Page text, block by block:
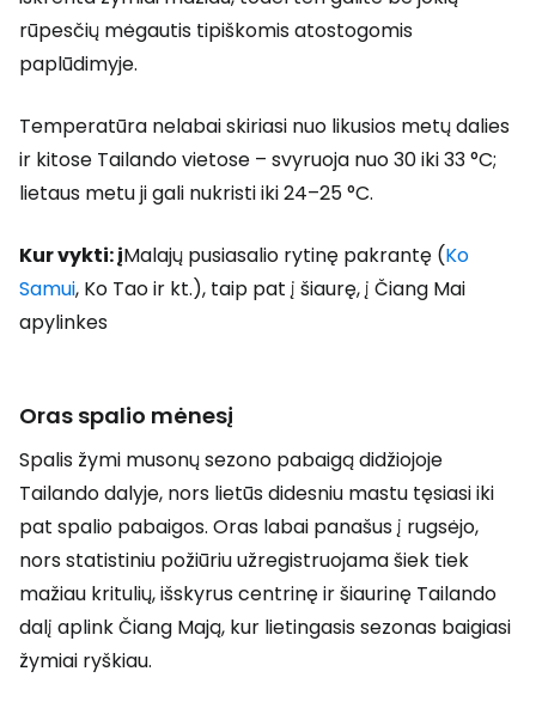
rūpesčių mėgautis tipiškomis atostogomis
paplūdimyje.
Temperatūra nelabai skiriasi nuo likusios metų dalies
ir kitose Tailando vietose – svyruoja nuo 30 iki 33 °C;
lietaus metu ji gali nukristi iki 24–25 °C.
Kur vykti: įMalajų pusiasalio rytinę pakrantę (Ko
Samui, Ko Tao ir kt.), taip pat į šiaurę, į Čiang Mai
apylinkes
Oras spalio mėnesį
Spalis žymi musonų sezono pabaigą didžiojoje
Tailando dalyje, nors lietūs didesniu mastu tęsiasi iki
pat spalio pabaigos. Oras labai panašus į rugsėjo,
nors statistiniu požiūriu užregistruojama šiek tiek
mažiau kritulių, išskyrus centrinę ir šiaurinę Tailando
dalį aplink Čiang Mają, kur lietingasis sezonas baigiasi
žymiai ryškiau.